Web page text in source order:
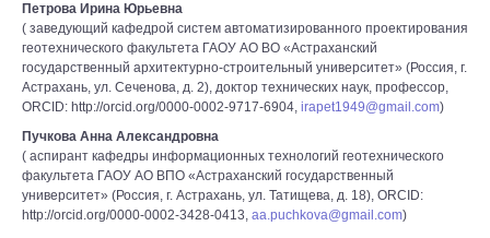
Петрова Ирина Юрьевна
( заведующий кафедрой систем автоматизированного проектирования
геотехнического факультета ГАОУ АО ВО «Астраханский
государственный архитектурно-строительный университет» (Россия, г.
Астрахань, ул. Сеченова, д. 2), доктор технических наук, профессор,
ORCID: http://orcid.org/0000-0002-9717-6904, irapet1949@gmail.com)
Пучкова Анна Александровна
( аспирант кафедры информационных технологий геотехнического
факультета ГАОУ АО ВПО «Астраханский государственный
университет» (Россия, г. Астрахань, ул. Татищева, д. 18), ORCID:
http://orcid.org/0000-0002-3428-0413, aa.puchkova@gmail.com)